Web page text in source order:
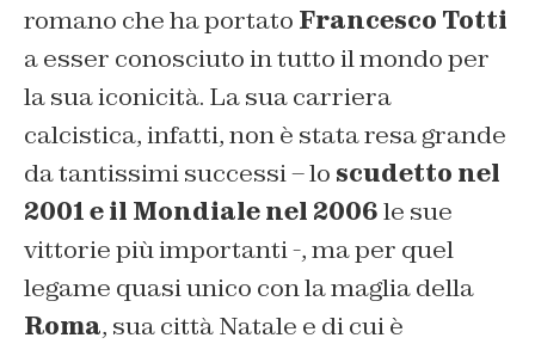
romano che ha portato Francesco Totti
a esser conosciuto in tutto il mondo per
la sua iconicità. La sua carriera
calcistica, infatti, non è stata resa grande
da tantissimi successi – lo scudetto nel
2001 e il Mondiale nel 2006le sue
vittorie più importanti -, ma per quel
legame quasi unico con la maglia della
Roma, sua città Natale e di cui è